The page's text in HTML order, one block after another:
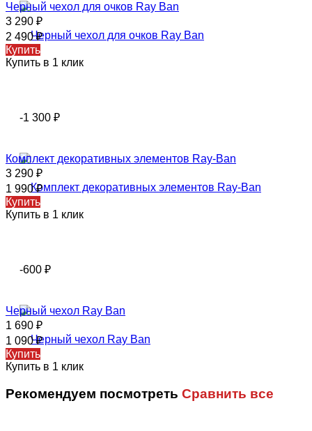
Черный чехол для очков Ray Ban
3 290 ₽
2 490₽
Купить
Купить в 1 клик
-1 300 ₽
Комплект декоративных элементов Ray-Ban
3 290 ₽
1 990₽
Купить
Купить в 1 клик
-600 ₽
Черный чехол Ray Ban
1 690 ₽
1 090₽
Купить
Купить в 1 клик
Рекомендуем посмотреть Сравнить все